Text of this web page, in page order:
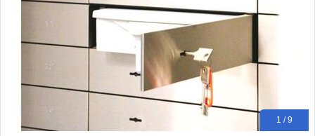
1 / 9